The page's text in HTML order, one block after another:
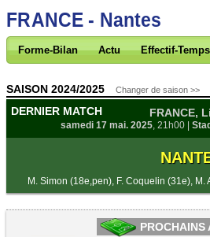
FRANCE - Nantes
Forme-Bilan Actu Effectif-
SAISON 2024/2025 Changer de saison >>
DERNIER MATCH FRANCE,
samedi 17 mai. 2025, 21h00 |
M. Simon (18e,pen), F. Coquelin (31e), M.
PROCHAINS